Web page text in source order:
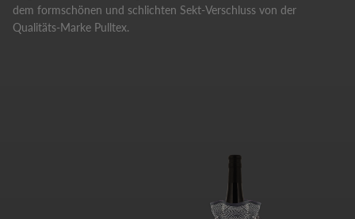
dem formschönen und schlichten Sekt-Verschluss von der
Qualitäts-Marke Pulltex.